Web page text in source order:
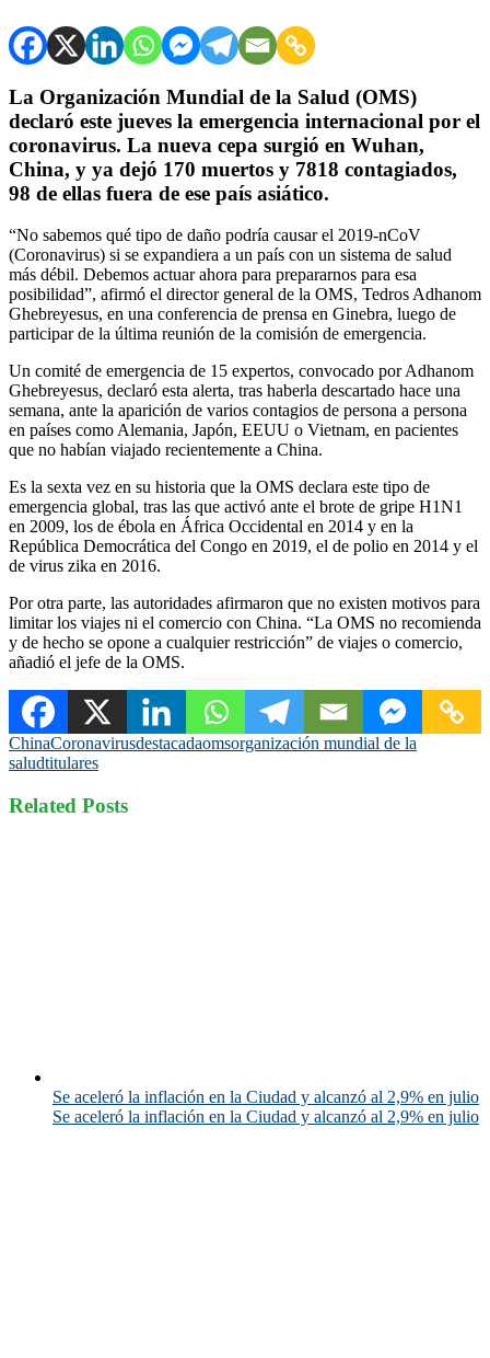
La Organización Mundial de la Salud (OMS)
declaró este jueves la emergencia internacional por el
coronavirus. La nueva cepa surgió en Wuhan,
China, y ya dejó 170 muertos y 7818 contagiados,
98 de ellas fuera de ese país asiático.
“No sabemos qué tipo de daño podría causar el 2019-nCoV
(Coronavirus) si se expandiera a un país con un sistema de salud
más débil. Debemos actuar ahora para prepararnos para esa
posibilidad”, afirmó el director general de la OMS, Tedros Adhanom
Ghebreyesus, en una conferencia de prensa en Ginebra, luego de
participar de la última reunión de la comisión de emergencia.
Un comité de emergencia de 15 expertos, convocado por Adhanom
Ghebreyesus, declaró esta alerta, tras haberla descartado hace una
semana, ante la aparición de varios contagios de persona a persona
en países como Alemania, Japón, EEUU o Vietnam, en pacientes
que no habían viajado recientemente a China.
Es la sexta vez en su historia que la OMS declara este tipo de
emergencia global, tras las que activó ante el brote de gripe H1N1
en 2009, los de ébola en África Occidental en 2014 y en la
República Democrática del Congo en 2019, el de polio en 2014 y el
de virus zika en 2016.
Por otra parte, las autoridades afirmaron que no existen motivos para
limitar los viajes ni el comercio con China. “La OMS no recomienda
y de hecho se opone a cualquier restricción” de viajes o comercio,
añadió el jefe de la OMS.
ChinaCoronavirusdestacadaomsorganización mundial de la
saludtitulares
Related Posts
Se aceleró la inflación en la Ciudad y alcanzó al 2,9% en julio
Se aceleró la inflación en la Ciudad y alcanzó al 2,9% en julio